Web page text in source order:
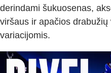
derindami šukuosenas,
viršaus ir apačios
variacijomis.